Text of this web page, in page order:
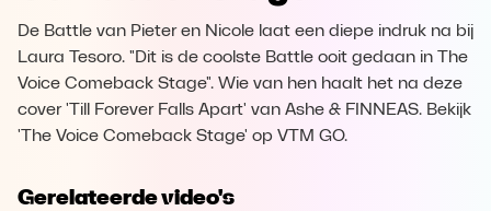
De Battle van Pieter en Nicole laat een diepe indruk na bij
Laura Tesoro. "Dit is de coolste Battle ooit gedaan in The
Voice Comeback Stage". Wie van hen haalt het na deze
cover 'Till Forever Falls Apart' van Ashe & FINNEAS. Bekijk
'The Voice Comeback Stage' op VTM GO.
Gerelateerde video's